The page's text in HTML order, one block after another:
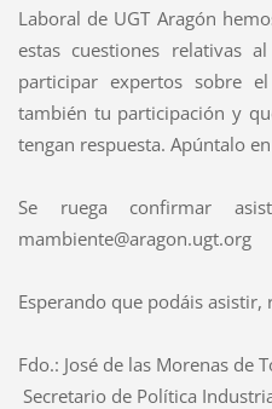
Laboral de UGT Aragón
estas cuestiones
participar expertos sobre
también tu participación y
tengan respuesta. Apúntalo
Se ruega confirmar
mambiente@aragon.ugt.org
Esperando que podáis asistir,
Fdo.: José de las Morenas de
Secretario de Política